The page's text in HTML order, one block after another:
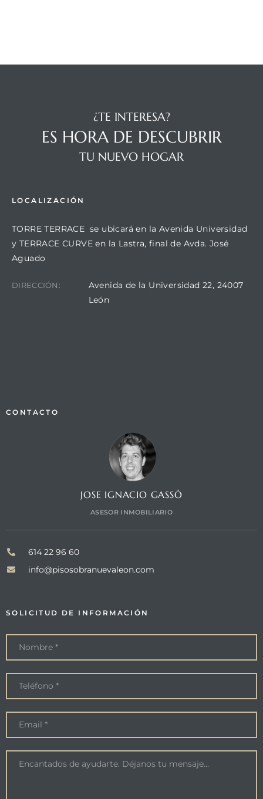
¿TE INTERESA?
ES HORA DE DESCUBRIR
TU NUEVO HOGAR
LOCALIZACIÓN
TORRE TERRACE se ubicará en la Avenida Universidad
y TERRACE CURVE en la Lastra, final de Avda. José
Aguado
DIRECCIÓN:
Avenida de la Universidad 22, 24007
León
CONTACTO
JOSE IGNACIO GASSÓ
ASESOR INMOBILIARIO
614 22 96 60
info@pisosobranuevaleon.com
SOLICITUD DE INFORMACIÓN